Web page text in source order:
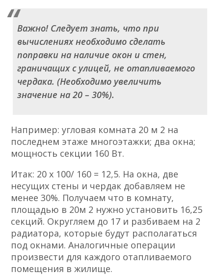
Важно! Следует знать, что при
вычислениях необходимо сделать
поправки на наличие окон и стен,
граничащих с улицей, не отапливаемого
чердака. (Необходимо увеличить
значение на 20 – 30%).
Например: угловая комната 20 м 2 на
последнем этаже многоэтажки; два окна;
мощность секции 160 Вт.
Итак: 20 х 100/ 160 = 12,5. На окна, две
несущих стены и чердак добавляем не
менее 30%. Получаем что в комнату,
площадью в 20м 2 нужно установить 16,25
секций. Округляем до 17 и разбиваем на 2
радиатора, которые будут располагаться
под окнами. Аналогичные операции
произвести для каждого отапливаемого
помещения в жилище.